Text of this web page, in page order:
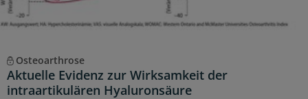
Osteoarthrose
Aktuelle Evidenz zur Wirksamkeit der
intraartikulären Hyaluronsäure